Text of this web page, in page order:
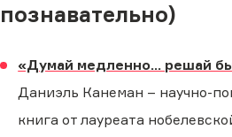
познавательно)
«Думай медленно... решай
Даниэль Канеман – научно-
книга от лауреата